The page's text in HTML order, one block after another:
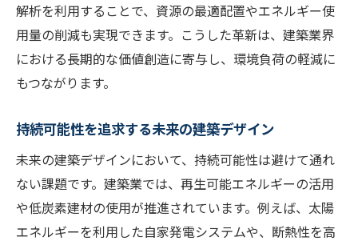
解析を利用することで、資源の最適配置やエネルギー使
用量の削減も実現できます。こうした革新は、建築業界
における長期的な価値創造に寄与し、環境負荷の軽減に
もつながります。
持続可能性を追求する未来の建築デザイン
未来の建築デザインにおいて、持続可能性は避けて通れ
ない課題です。建築業では、再生可能エネルギーの活用
や低炭素建材の使用が推進されています。例えば、太陽
エネルギーを利用した自家発電システムや、断熱性を高